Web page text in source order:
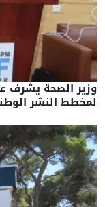
وزير الصحة يشرف
لمخطط النشر